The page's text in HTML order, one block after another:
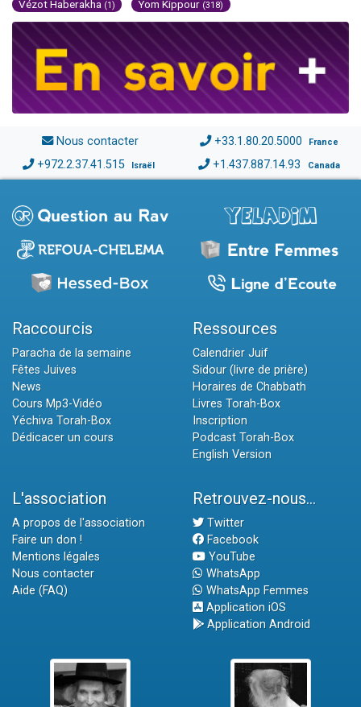
Vézot Haberakha (1) Yom Kippour (318)
Nous contacter +33.1.80.20.5000 France
+972.2.37.41.515 Israël +1.437.887.14.93 Canada
Raccourcis
Paracha de la semaine
Fêtes Juives
News
Cours Mp3-Vidéo
Yéchiva Torah-Box
Dédicacer un cours
Ressources
Calendrier Juif
Sidour (livre de prière)
Horaires de Chabbath
Livres Torah-Box
Inscription
Podcast Torah-Box
English Version
L'association
A propos de l'association
Faire un don !
Mentions légales
Nous contacter
Aide (FAQ)
Retrouvez-nous...
Twitter
Facebook
YouTube
WhatsApp
WhatsApp Femmes
Application iOS
Application Android